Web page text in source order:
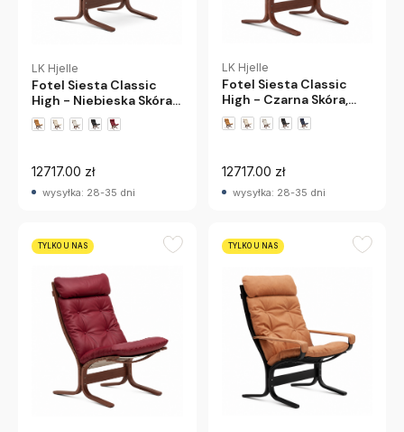
LK Hjelle
Fotel Siesta Classic
High - Niebieska Skóra,
Przydymiony Dąb Lk
Hjelle
12717.00 zł
wysyłka: 28-35 dni
LK Hjelle
Fotel Siesta Classic
High - Czarna Skóra,
Przydymiony Dąb Lk
Hjelle
12717.00 zł
wysyłka: 28-35 dni
TYLKO U NAS TYLKO U NAS